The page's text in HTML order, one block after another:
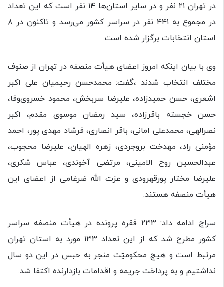
در تهران ۲۱ نفر و در سایر استان‌ها ۱۴ نفر است که این تعداد
در مجموع به ۴۴۱ نفر در سراسر کشور می‌رسد و تاکنون در ۸
استان انتخابات برگزار شده است.
وی با بیان اینکه امروز اعضای هیأت منصفه در تهران از صنوف
مختلف انتخاب شدند ،گفت: محمدحسن رحیمیان علی اکبر
اشعری، حسن حمیدزاده، علیرضا سربخش، محمود خسروی‌وفا،
حسن خجسته باقرزاده، سید رمضان موسوی مقدم، اکبر
نصرالهی، محمدعلی امانی، باقر انصاری، فرشاد مهدی پور، احمد
مؤمنی راد، مهدخت بروجردی، زهره الهیان، علیرضا محجوب،
عبدالحسین روح الامینی، مرتضی آخوندی، عباس شکری،
علیرضا مختار پورقهرودی و عزت الله ضرغامی از اعضای این
هیأت منصفه هستند.
سراج ادامه داد: ۲۳۳ فقره پرونده در هیأت منصفه سراسر
کشور مطرح شد که از این تعداد ۱۳۳ مورد به استان تهران
مرتبط است و هیچ محکومیّت منجر به حبس در این دو سال
نداشتیم و به پرداخت جریمه و اقدامات بازدارنده اکتفا شد.